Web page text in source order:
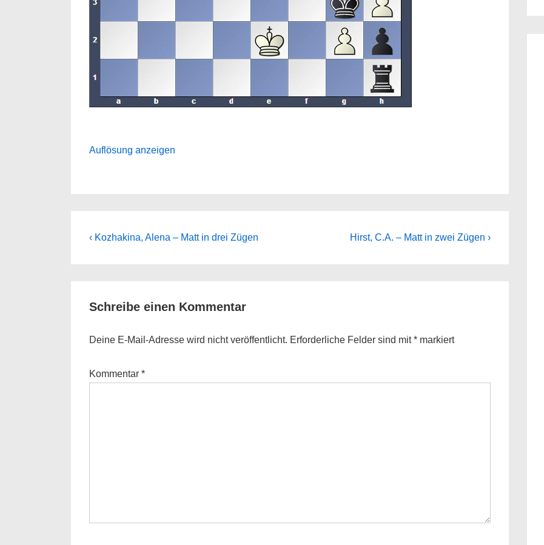
Auflösung anzeigen
Beitragsnavigation
Previous
‹ Kozhakina, Alena – Matt in drei Zügen
Next
Hirst, C.A. – Matt in zwei Zügen ›
Schreibe einen Kommentar
Deine E-Mail-Adresse wird nicht veröffentlicht. Erforderliche Felder sind mit* markiert
Kommentar *